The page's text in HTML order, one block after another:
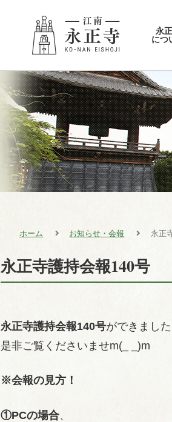
永
につ
ホーム お知らせ・会報 永正
永正寺護持会報140号
永正寺護持会報140号ができました
是非ご覧くださいませm(_ _)m
※会報の見方！
①PCの場合、